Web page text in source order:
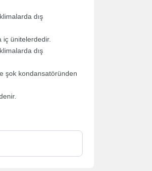
dış
iç ünitelerdedir.
dış
şok kondansatöründen